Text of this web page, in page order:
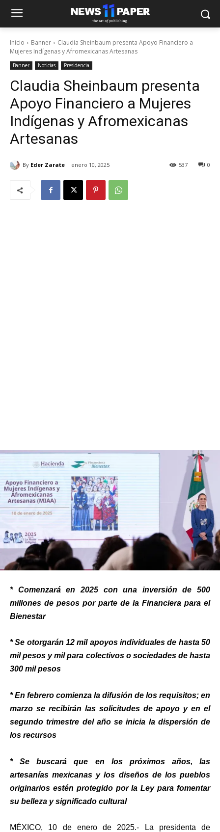
Inicio Banner
Claudia Sheinbaum presenta Apoyo Financiero a
Mujeres Indígenas y Afromexicanas Artesanas
Banner Noticias Presidencia
Claudia Sheinbaum presenta
Apoyo Financiero a Mujeres
Indígenas y Afromexicanas
Artesanas
By Eder Zarate enero 10, 2025 0
537
* Comenzará en 2025 con una inversión de 500
millones de pesos por parte de la Financiera para el
Bienestar
* Se otorgarán 12 mil apoyos individuales de hasta 50
mil pesos y mil para colectivos o sociedades de hasta
300 mil pesos
* En febrero comienza la difusión de los requisitos; en
marzo se recibirán las solicitudes de apoyo y en el
segundo trimestre del año se inicia la dispersión de
los recursos
* Se buscará que en los próximos años, las
artesanías mexicanas y los diseños de los pueblos
originarios estén protegido por la Ley para fomentar
su belleza y significado cultural
MÉXICO, 10 de enero de 2025.- La presidenta de